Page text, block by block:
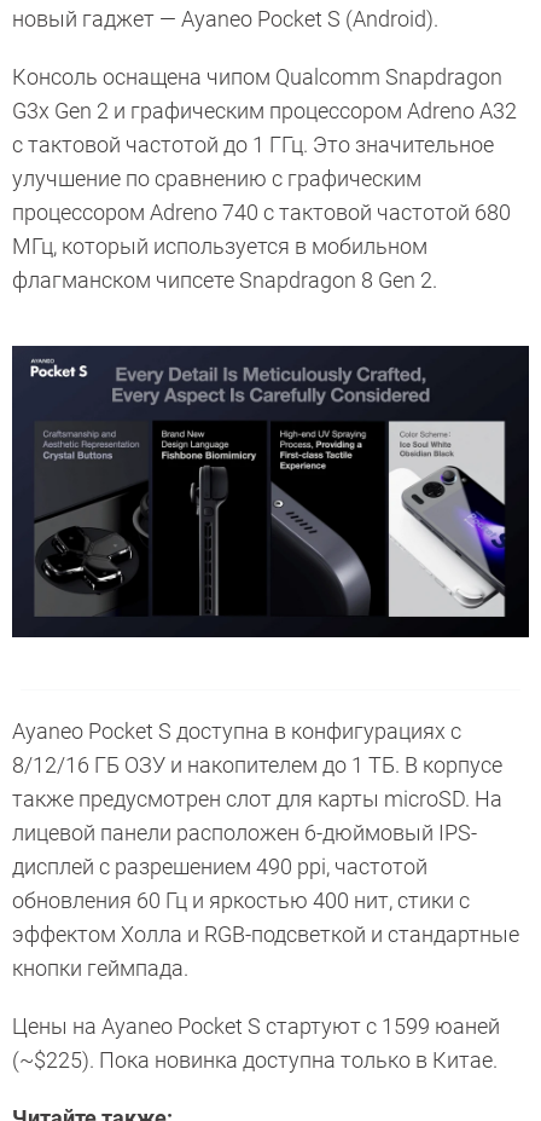
новый гаджет — Ayaneo Pocket S (Android).
Консоль оснащена чипом Qualcomm Snapdragon
G3x Gen 2 и графическим процессором Adreno A32
с тактовой частотой до 1 ГГц. Это значительное
улучшение по сравнению с графическим
процессором Adreno 740 с тактовой частотой 680
МГц, который используется в мобильном
флагманском чипсете Snapdragon 8 Gen 2.
Ayaneo Pocket S доступна в конфигурациях с
8/12/16 ГБ ОЗУ и накопителем до 1 ТБ. В корпусе
также предусмотрен слот для карты microSD. На
лицевой панели расположен 6-дюймовый IPS-
дисплей с разрешением 490 ppi, частотой
обновления 60 Гц и яркостью 400 нит, стики с
эффектом Холла и RGB-подсветкой и стандартные
кнопки геймпада.
Цены на Ayaneo Pocket S стартуют с 1599 юаней
(~$225). Пока новинка доступна только в Китае.